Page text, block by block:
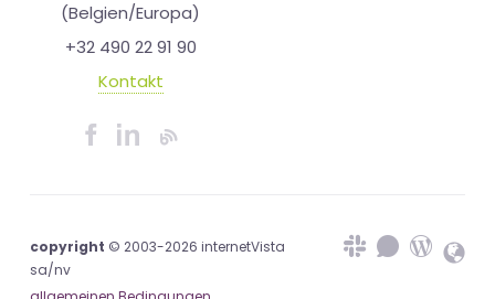
(Belgien/Europa)
+32 490 22 91 90
Kontakt
copyright © 2003-2026 internetVista
sa/nv